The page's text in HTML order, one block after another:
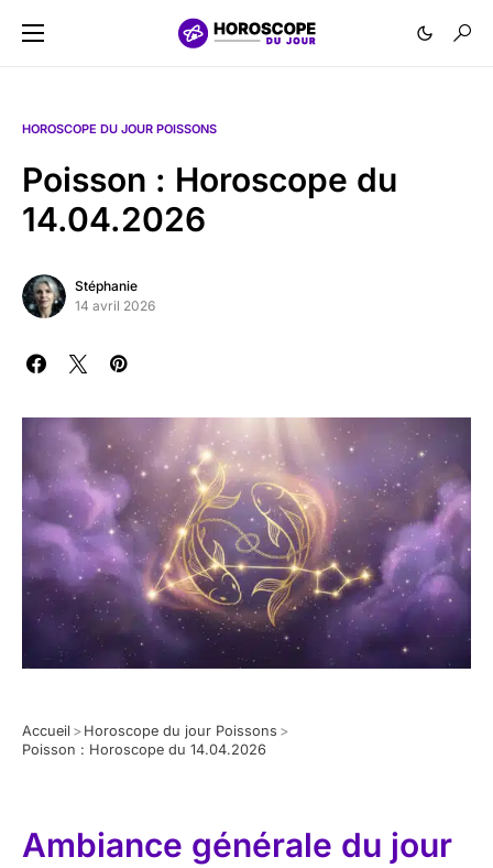
HOROSCOPE DU JOUR POISSONS
Poisson : Horoscope du
14.04.2026
Stéphanie
14 avril 2026
Accueil > Horoscope du jour Poissons >
Poisson : Horoscope du 14.04.2026
Ambiance générale du jour